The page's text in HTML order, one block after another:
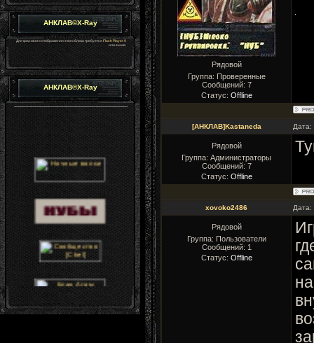
АНКЛАВ©X-Ray
Для красивого отображения этого блока требуетсяFlash Player 9
или выше.
АНКЛАВ©X-Ray
Рядовой
Группа: Проверенные
Сообщений: 7
Статус: Offline
[АНКЛАВ]Kastaneda
Рядовой
Группа: Администраторы
Сообщений: 7
Статус: Offline
xovoko2486
Рядовой
Группа: Пользователи
Сообщений: 1
Статус: Offline